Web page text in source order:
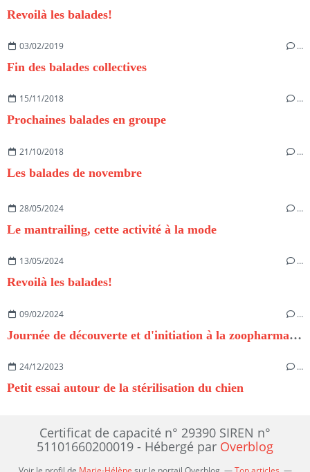
Revoilà les balades!
03/02/2019 …
Fin des balades collectives
15/11/2018 …
Prochaines balades en groupe
21/10/2018 …
Les balades de novembre
28/05/2024 …
Le mantrailing, cette activité à la mode
13/05/2024 …
Revoilà les balades!
09/02/2024 …
Journée de découverte et d'initiation à la zoopharmacognosie
24/12/2023 …
Petit essai autour de la stérilisation du chien
Certificat de capacité n° 29390 SIREN n°
51101660200019 - Hébergé par Overblog